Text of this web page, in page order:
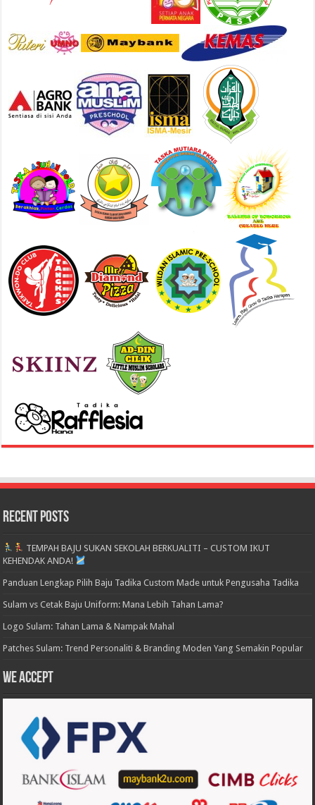
Recent Posts
TEMPAH BAJU SUKAN SEKOLAH BERKUALITI – CUSTOM IKUT
KEHENDAK ANDA!
Panduan Lengkap Pilih Baju Tadika Custom Made untuk Pengusaha Tadika
Sulam vs Cetak Baju Uniform: Mana Lebih Tahan Lama?
Logo Sulam: Tahan Lama & Nampak Mahal
Patches Sulam: Trend Personaliti & Branding Moden Yang Semakin Popular
We accept